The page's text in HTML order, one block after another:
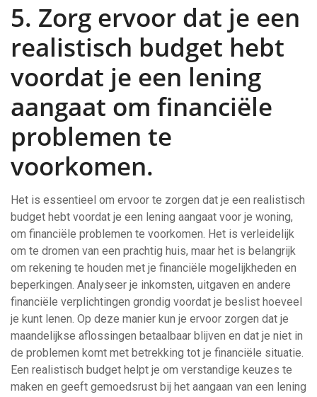
5. Zorg ervoor dat je een
realistisch budget hebt
voordat je een lening
aangaat om financiële
problemen te
voorkomen.
Het is essentieel om ervoor te zorgen dat je een realistisch
budget hebt voordat je een lening aangaat voor je woning,
om financiële problemen te voorkomen. Het is verleidelijk
om te dromen van een prachtig huis, maar het is belangrijk
om rekening te houden met je financiële mogelijkheden en
beperkingen. Analyseer je inkomsten, uitgaven en andere
financiële verplichtingen grondig voordat je beslist hoeveel
je kunt lenen. Op deze manier kun je ervoor zorgen dat je
maandelijkse aflossingen betaalbaar blijven en dat je niet in
de problemen komt met betrekking tot je financiële situatie.
Een realistisch budget helpt je om verstandige keuzes te
maken en geeft gemoedsrust bij het aangaan van een lening